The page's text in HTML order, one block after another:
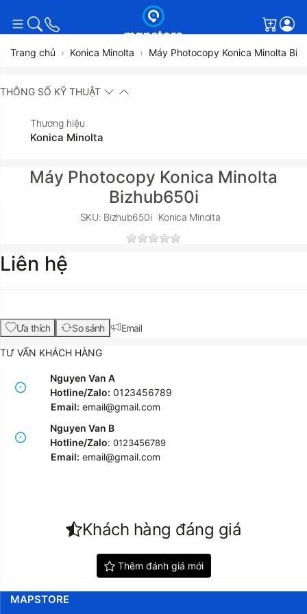
Giỏ
Trang chủ Konica Minolta Máy Photocopy Konica Minolta
THÔNG SỐ KỸ THUẬT
Thương hiệu
Konica Minolta
Máy Photocopy Konica Minolta
Bizhub650i
SKU: Bizhub650i Konica Minolta
Liên hệ
Ưa thích So sánh Email
TƯ VẤN KHÁCH HÀNG
Nguyen Van A
Hotline/Zalo: 0123456789
Email: email@gmail.com
Nguyen Van B
Hotline/Zalo: 0123456789
Email: email@gmail.com
Khách hàng đáng giá
Thêm đánh giá mới
MAPSTORE